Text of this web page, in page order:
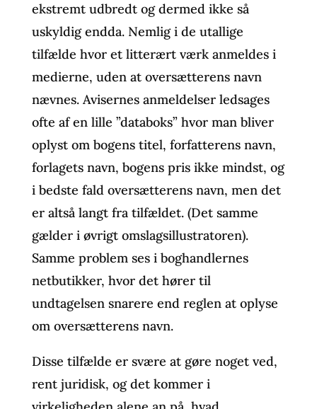
ekstremt udbredt og dermed ikke så
uskyldig endda. Nemlig i de utallige
tilfælde hvor et litterært værk anmeldes i
medierne, uden at oversætterens navn
nævnes. Avisernes anmeldelser ledsages
ofte af en lille ”databoks” hvor man bliver
oplyst om bogens titel, forfatterens navn,
forlagets navn, bogens pris ikke mindst, og
i bedste fald oversætterens navn, men det
er altså langt fra tilfældet. (Det samme
gælder i øvrigt omslagsillustratoren).
Samme problem ses i boghandlernes
netbutikker, hvor det hører til
undtagelsen snarere end reglen at oplyse
om oversætterens navn.
Disse tilfælde er svære at gøre noget ved,
rent juridisk, og det kommer i